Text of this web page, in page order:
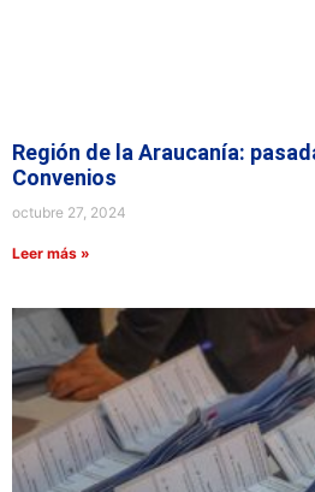
Región de la Araucanía:
Convenios
octubre 27, 2024
Leer más »